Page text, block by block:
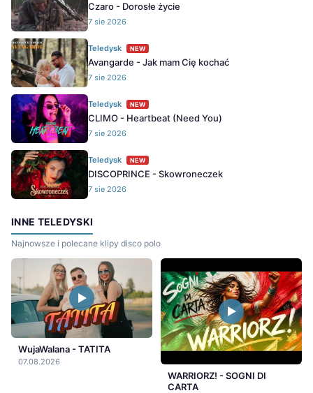
Czaro - Dorosłe życie
7 sie 2026
Teledysk NEW
Avangarde - Jak mam Cię kochać
7 sie 2026
Teledysk NEW
CLIMO - Heartbeat (Need You)
7 sie 2026
Teledysk NEW
DISCOPRINCE - Skowroneczek
7 sie 2026
INNE TELEDYSKI
Najnowsze i polecane klipy disco polo
WujaWalana - TATITA
07.08.2026
WARRIORZ! - SOGNI DI
CARTA